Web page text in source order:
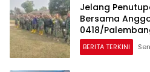
Jelang
Bersama
0418/
Kegiatan
BERITA TERKINI